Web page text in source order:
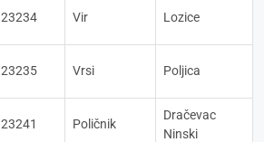
23234 Vir Lozice
23235 Vrsi Poljica
23241 Poličnik
Dračevac
Ninski